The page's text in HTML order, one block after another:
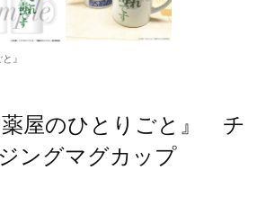
』
屋のひとりごと』 チ
ングマグカップ